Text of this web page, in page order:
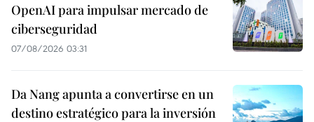
OpenAI para impulsar mercado de
ciberseguridad
07/08/2026 03:31
Da Nang apunta a convertirse en un
destino estratégico para la inversión